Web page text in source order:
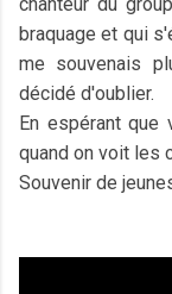
braquage et qui
me souvenais
décidé d'oublier.
En espérant que
quand on voit les
Souvenir de